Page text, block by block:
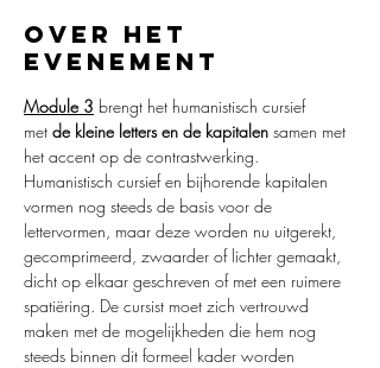
Over het
evenement
Module 3 brengt het humanistisch cursief
met de kleine letters en de kapitalen samen met
het accent op de contrastwerking.
Humanistisch cursief en bijhorende kapitalen
vormen nog steeds de basis voor de
lettervormen, maar deze worden nu uitgerekt,
gecomprimeerd, zwaarder of lichter gemaakt,
dicht op elkaar geschreven of met een ruimere
spatiëring. De cursist moet zich vertrouwd
maken met de mogelijkheden die hem nog
steeds binnen dit formeel kader worden